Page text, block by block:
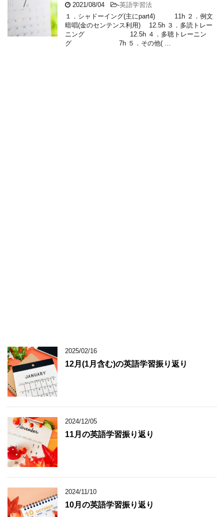
2021/08/04 -英語学習法
１．シャドーイング(主にpart4) 11h ２．例文
暗唱(金のセンテンス利用) 12.5h ３．多読トレー
ニング 12.5h ４．多聴トレーニン
グ 7h ５．その他( …
2025/02/16
12月(1月含む)の英語学習振り返り
2024/12/05
11月の英語学習振り返り
2024/11/10
10月の英語学習振り返り